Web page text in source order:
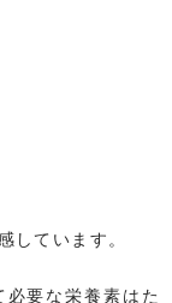
しています。
要な栄養素はた